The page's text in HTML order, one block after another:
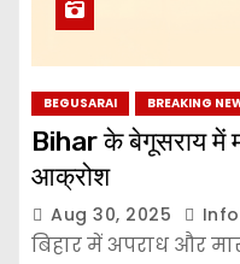
BEGUSARAI BREAKING
Bihar के बेगूसराय में
आक्रोश
Aug 30, 2025
बिहार में अपराध और